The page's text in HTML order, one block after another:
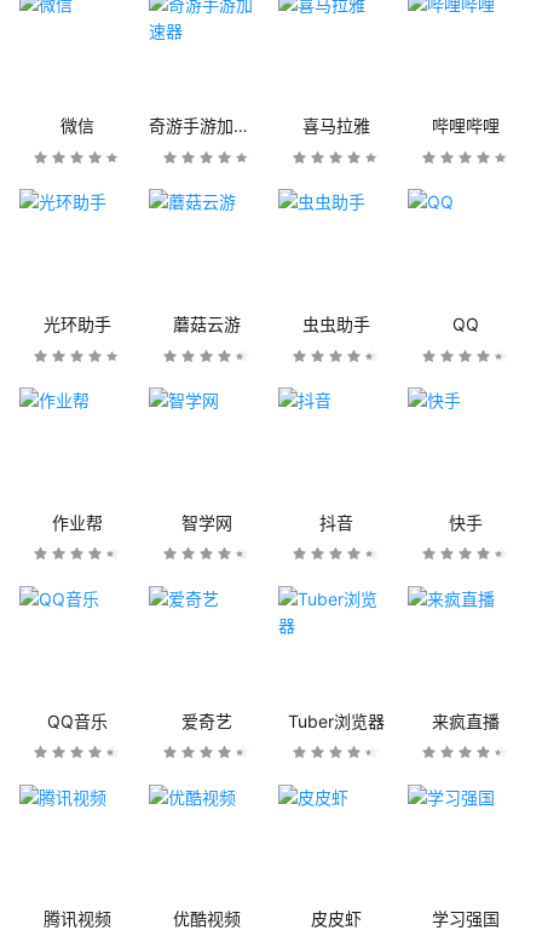
微信 奇游手游加速器 喜马拉雅 哔哩哔哩
光环助手 蘑菇云游 虫虫助手 QQ
作业帮 智学网 抖音 快手
QQ音乐 爱奇艺 Tuber浏览器 来疯直播
腾讯视频 优酷视频 皮皮虾 学习强国